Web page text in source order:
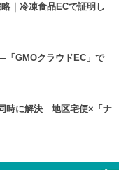
｜冷凍食品ECで証明し
GMOクラウドEC」で
時に解決 地区宅便×「ナ